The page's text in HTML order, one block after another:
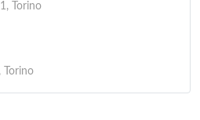
Torino
Torino